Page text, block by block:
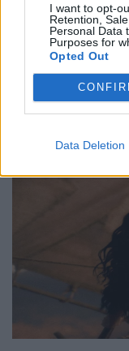
I want to opt-
Retention,
Personal Data
Purposes for
Opted Out
Data Deletion
29.05.26
Ο Philip Glass θα
Ιανουαρίου 2027 με
που κορυφώνεται